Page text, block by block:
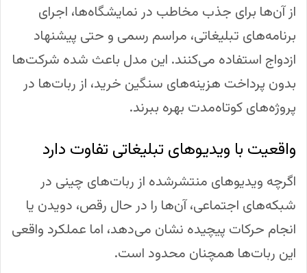
از آن‌ها برای جذب مخاطب در نمایشگاه‌ها، اجرای
برنامه‌های تبلیغاتی، مراسم رسمی و حتی پیشنهاد
ازدواج استفاده می‌کنند. این مدل باعث شده شرکت‌ها
بدون پرداخت هزینه‌های سنگین خرید، از ربات‌ها در
پروژه‌های کوتاه‌مدت بهره ببرند.
واقعیت با ویدیوهای تبلیغاتی تفاوت دارد
اگرچه ویدیوهای منتشرشده از ربات‌های چینی در
شبکه‌های اجتماعی، آن‌ها را در حال رقص، دویدن یا
انجام حرکات پیچیده نشان می‌دهد، اما عملکرد واقعی
این ربات‌ها همچنان محدود است.